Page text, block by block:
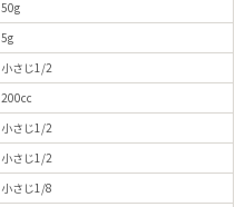
50g
5g
小さじ1/2
200cc
小さじ1/2
小さじ1/2
小さじ1/8